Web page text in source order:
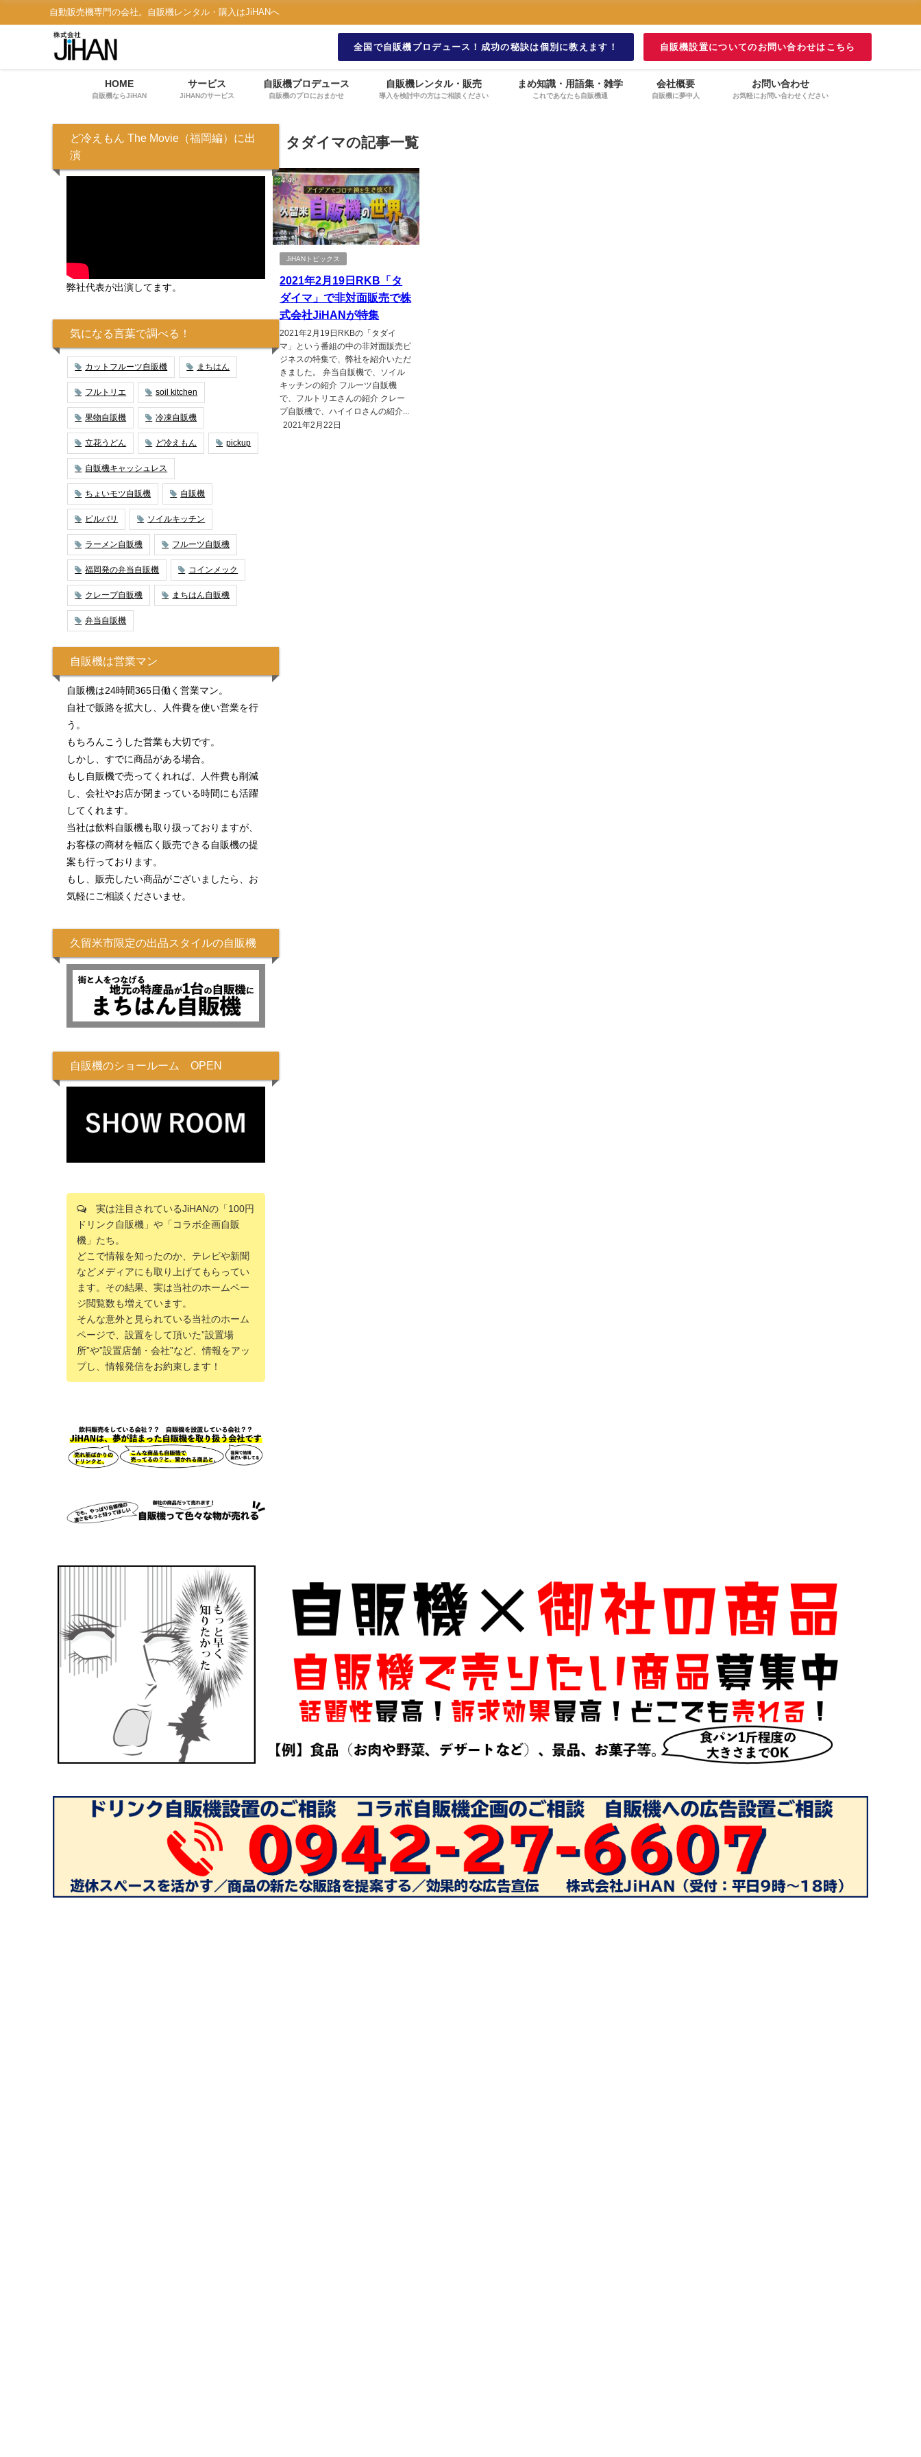
自動販売機専門の会社。自販機レンタル・購入はJiHANへ
全国で自販機プロデュース！成功の秘訣は個別に教えます！ 自販機設置についてのお問い合わせはこちら
HOME
自販機ならJiHAN
サービス
JiHANのサービス
自販機プロデュース
自販機のプロにおまかせ
自販機レンタル・販売
導入を検討中の方はご相談ください
まめ知識・用語集・雑学
これであなたも自販機通
会社概要
自販機に夢中人
お問い合わせ
お気軽にお問い合わせください
タダイマの記事一覧
JiHANトピックス
2021年2月19日RKB「タ
ダイマ」で非対面販売で株
式会社JiHANが特集
2021年2月19日RKBの「タダイ
マ」という番組の中の非対面販売ビ
ジネスの特集で、弊社を紹介いただ
きました。 弁当自販機で、ソイル
キッチンの紹介 フルーツ自販機
で、フルトリエさんの紹介 クレー
プ自販機で、ハイイロさんの紹介...
2021年2月22日
ど冷えもん The Movie（福岡編）に出
演
弊社代表が出演してます。
気になる言葉で調べる！
カットフルーツ自販機 まちはん
フルトリエ soil kitchen
果物自販機 冷凍自販機
立花うどん ど冷えもん pickup
自販機キャッシュレス
ちょいモツ自販機 自販機
ビルバリ ソイルキッチン
ラーメン自販機 フルーツ自販機
福岡発の弁当自販機 コインメック
クレープ自販機 まちはん自販機
弁当自販機
自販機は営業マン
自販機は24時間365日働く営業マン。
自社で販路を拡大し、人件費を使い営業を行
う。
もちろんこうした営業も大切です。
しかし、すでに商品がある場合。
もし自販機で売ってくれれば、人件費も削減
し、会社やお店が閉まっている時間にも活躍
してくれます。
当社は飲料自販機も取り扱っておりますが、
お客様の商材を幅広く販売できる自販機の提
案も行っております。
もし、販売したい商品がございましたら、お
気軽にご相談くださいませ。
久留米市限定の出品スタイルの自販機
自販機のショールーム OPEN
実は注目されているJiHANの「100円
ドリンク自販機」や「コラボ企画自販
機」たち。
どこで情報を知ったのか、テレビや新聞
などメディアにも取り上げてもらってい
ます。その結果、実は当社のホームペー
ジ閲覧数も増えています。
そんな意外と見られている当社のホーム
ページで、設置をして頂いた”設置場
所”や”設置店舗・会社”など、情報をアッ
プし、情報発信をお約束します！